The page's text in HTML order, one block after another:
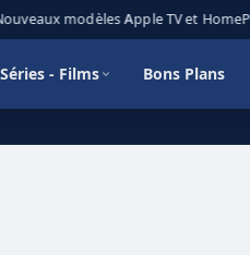
modèles Apple TV et
Séries - Films Bons Plans